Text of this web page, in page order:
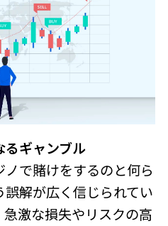
るギャンブル
で賭けをするのと何ら
解が広く信じられてい
急激な損失やリスクの高